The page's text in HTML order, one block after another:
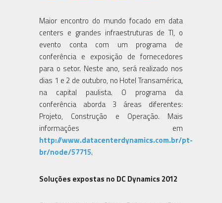
Maior encontro do mundo focado em data
centers e grandes infraestruturas de TI, o
evento conta com um programa de
conferência e exposição de fornecedores
para o setor. Neste ano, será realizado nos
dias 1 e 2 de outubro, no Hotel Transamérica,
na capital paulista. O programa da
conferência aborda 3 áreas diferentes:
Projeto, Construção e Operação. Mais
informações em
http://www.datacenterdynamics.com.br/pt-
br/node/57715.
Soluções expostas no DC Dynamics 2012